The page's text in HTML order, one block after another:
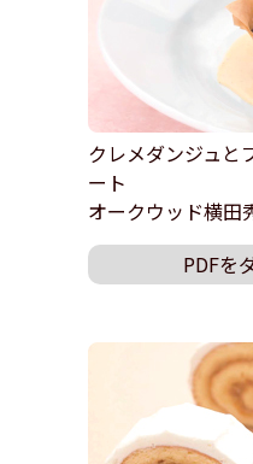
クレメダンジュと
ート
オークウッド横田
PDFを